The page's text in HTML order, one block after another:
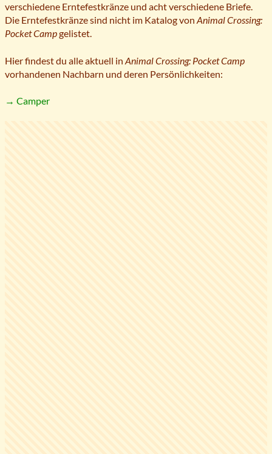
verschiedene Erntefestkränze und acht verschiedene Briefe.
Die Erntefestkränze sind nicht im Katalog von Animal Crossing:
Pocket Campgelistet.
Hier findest du alle aktuell in Animal Crossing: Pocket Camp
vorhandenen Nachbarn und deren Persönlichkeiten:
→ Camper